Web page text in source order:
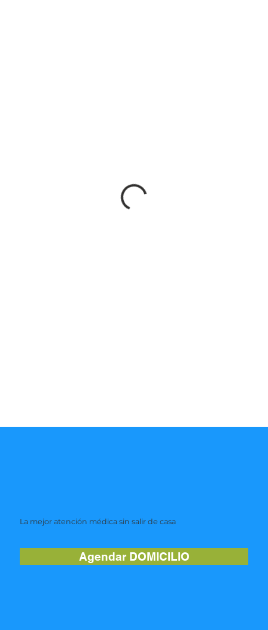
La mejor atención médica sin salir de casa
Agendar DOMICILIO